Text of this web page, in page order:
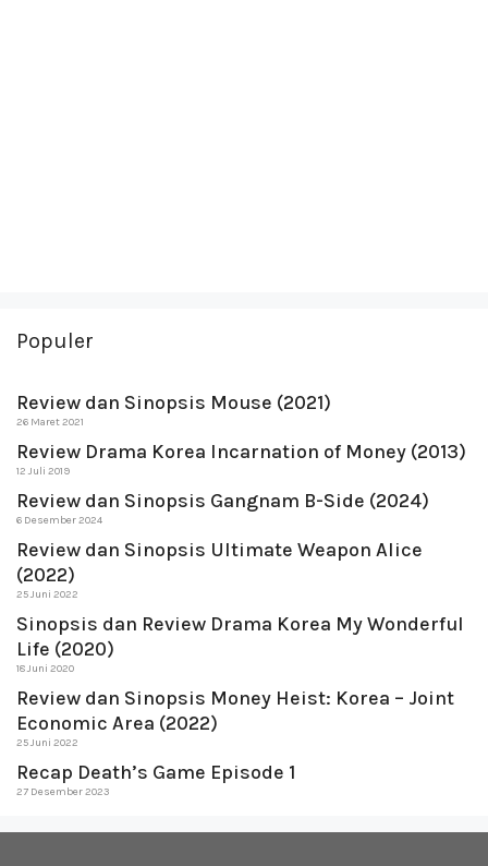
Populer
Review dan Sinopsis Mouse (2021)
26 Maret 2021
Review Drama Korea Incarnation of Money (2013)
12 Juli 2019
Review dan Sinopsis Gangnam B-Side (2024)
6 Desember 2024
Review dan Sinopsis Ultimate Weapon Alice
(2022)
25 Juni 2022
Sinopsis dan Review Drama Korea My Wonderful
Life (2020)
18 Juni 2020
Review dan Sinopsis Money Heist: Korea – Joint
Economic Area (2022)
25 Juni 2022
Recap Death’s Game Episode 1
27 Desember 2023